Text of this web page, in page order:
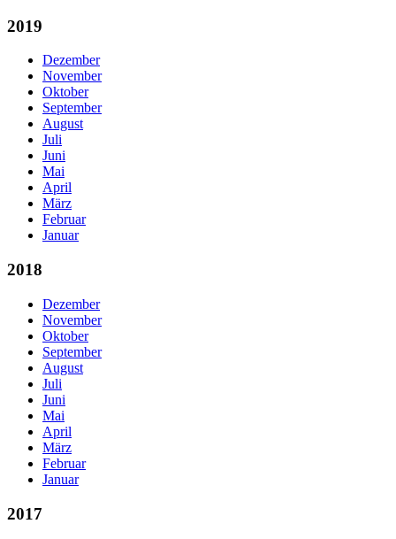
2019
Dezember
November
Oktober
September
August
Juli
Juni
Mai
April
März
Februar
Januar
2018
Dezember
November
Oktober
September
August
Juli
Juni
Mai
April
März
Februar
Januar
2017